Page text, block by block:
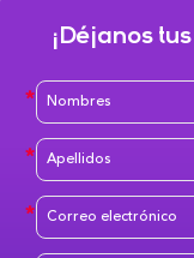
¡Déjanos